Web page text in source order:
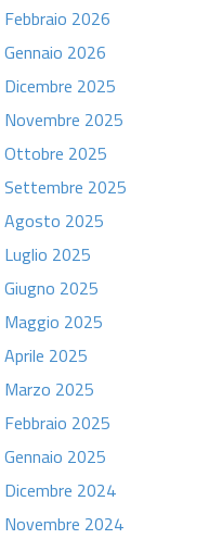
Febbraio 2026
Gennaio 2026
Dicembre 2025
Novembre 2025
Ottobre 2025
Settembre 2025
Agosto 2025
Luglio 2025
Giugno 2025
Maggio 2025
Aprile 2025
Marzo 2025
Febbraio 2025
Gennaio 2025
Dicembre 2024
Novembre 2024